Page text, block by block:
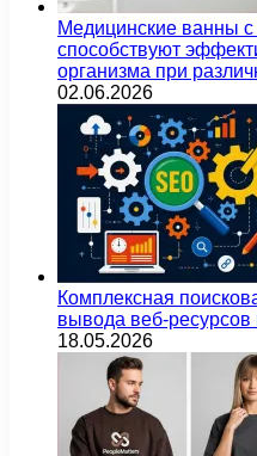
Медицинские ванны
способствуют
организма при
02.06.2026
Комплексная
вывода веб-
18.05.2026